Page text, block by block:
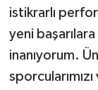
istikrarlı
yeni
inanıyorum.